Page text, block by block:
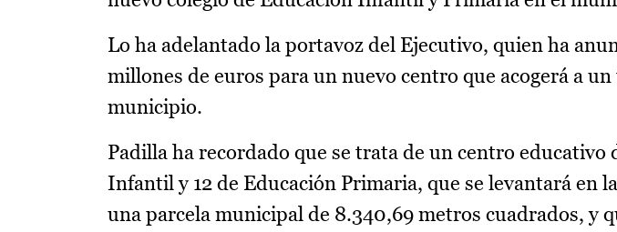
Lo ha adelantado la portavoz del Ejecutivo, quien ha
millones de euros para un nuevo centro que acogerá a
municipio.
Padilla ha recordado que se trata de un centro educativo
Infantil y 12 de Educación Primaria, que se levantará en
una parcela municipal de 8.340,69 metros cuadrados, y